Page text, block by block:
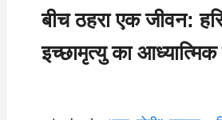
बीच ठहरा एक जीवन:
इच्छामृत्यु का